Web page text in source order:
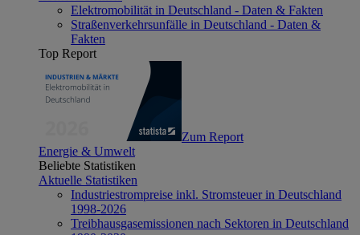
Elektromobilität in Deutschland - Daten & Fakten
Straßenverkehrsunfälle in Deutschland - Daten &
Fakten
Top Report
Zum Report
Energie & Umwelt
Beliebte Statistiken
Aktuelle Statistiken
Industriestrompreise inkl. Stromsteuer in Deutschland
1998-2026
Treibhausgasemissionen nach Sektoren in Deutschland